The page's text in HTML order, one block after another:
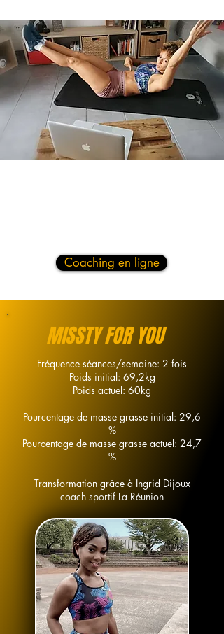
Coaching en ligne
MISSTY FOR YOU
Fréquence séances/semaine: 2 fois
Poids initial: 69,2kg
Poids actuel: 60kg
Pourcentage de masse grasse initial: 29,6
%
Pourcentage de masse grasse actuel: 24,7
%
Transformation grâce à Ingrid Dijoux
coach sportif La Réunion